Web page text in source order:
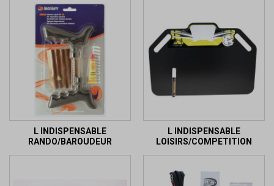
L INDISPENSABLE
RANDO/BAROUDEUR
L INDISPENSABLE
LOISIRS/COMPETITION